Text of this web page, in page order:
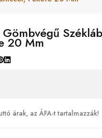
Gömbvégű
20 Mm
árak, az ÁFA-t tartalmazzák!